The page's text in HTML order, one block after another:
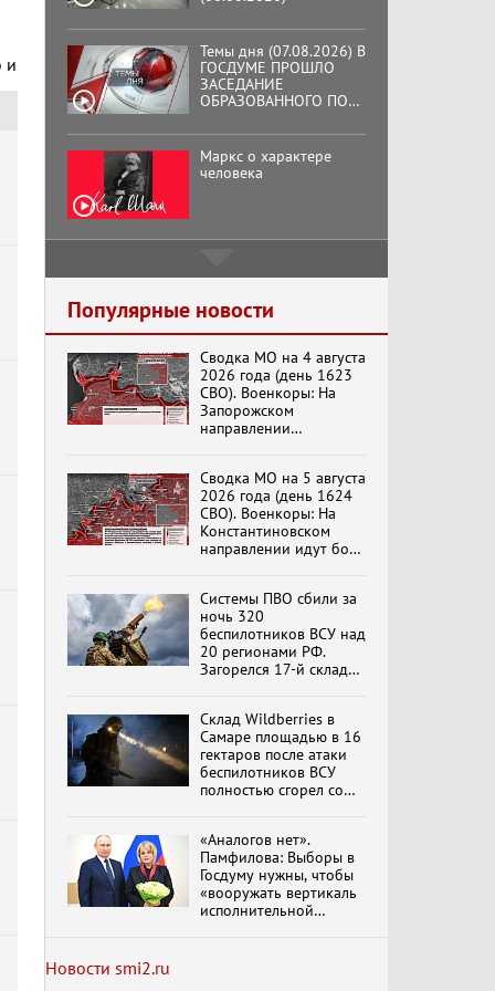
и
Темы дня (07.08.2026) В
ГОСДУМЕ ПРОШЛО
ЗАСЕДАНИЕ
ОБРАЗОВАННОГО ПО
ОБЩЕСТВЕННОГО
КОМИТЕТА ЗА
ОСВОБОЖДЕНИЕ
ПРЕЗИДЕНТА
Маркс о характере
человека
кооператор
Хук слева: «Что и
требовалось доказать!»
(07.08.2026)
Бренды Советской
эпохи "Гжель"
«Изменимся или
вымрем»
К ГРАЖДАНАМ
Г.А. Зюганова,
Председателя ЦК
КПРФ Руководителя
фракции КПРФ в
Государственной Думе
РФ (28.07.2026)
Документальный
фильм "Империализм и
Бить смелее!
В.Баранец, В.Дандыкин,
Популярные новости
Сводка МО на 4 августа
2026 года (день 1623
СВО). Военкоры: На
Запорожском
направлении
Степногорска
Сводка МО на 5 августа
2026 года (день 1624
СВО). Военкоры: На
Константиновском
направлении идут бои
Системы ПВО сбили за
ночь 320
беспилотников ВСУ над
20 регионами РФ.
Загорелся 17-й склад
года
обновлено
Склад Wildberries в
Самаре площадью в 16
гектаров после атаки
беспилотников ВСУ
полностью сгорел со
«Аналогов нет».
Памфилова: Выборы в
Госдуму нужны, чтобы
«вооружать вертикаль
исполнительной
Новости smi2.ru